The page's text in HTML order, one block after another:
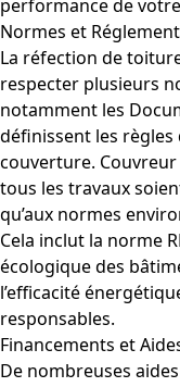
performance de
Normes et
La réfection de
respecter plusieurs
notamment les
définissent les règles
couverture. Couvreur
tous les travaux
qu’aux normes
Cela inclut la norme
écologique des
l’efficacité
responsables.
Financements et
De nombreuses